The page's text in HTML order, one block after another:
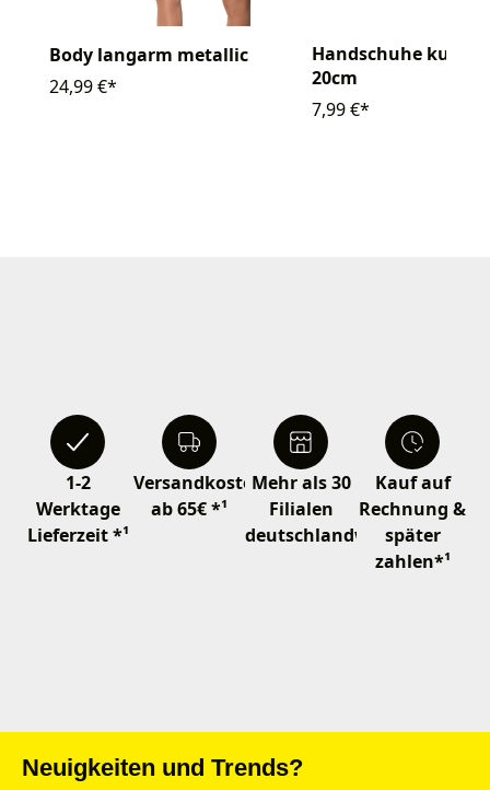
Body langarm metallic
24,99 €*
Handschuhe kurz
20cm
7,99 €*
1-2
Werktage
Lieferzeit *¹
Versandkostenfrei
ab 65€ *¹
Mehr als 30
Filialen
deutschlandweit
Kauf auf
Rechnung &
später
zahlen*¹
Neuigkeiten und Trends?